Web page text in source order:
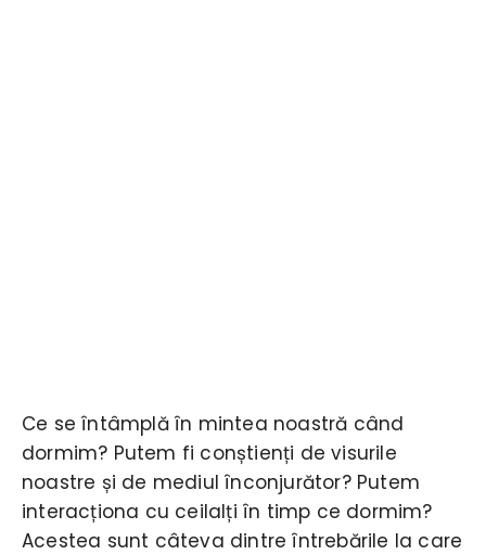
Ce se întâmplă în mintea noastră când
dormim? Putem fi conștienți de visurile
noastre și de mediul înconjurător? Putem
interacționa cu ceilalți în timp ce dormim?
Acestea sunt câteva dintre întrebările la care